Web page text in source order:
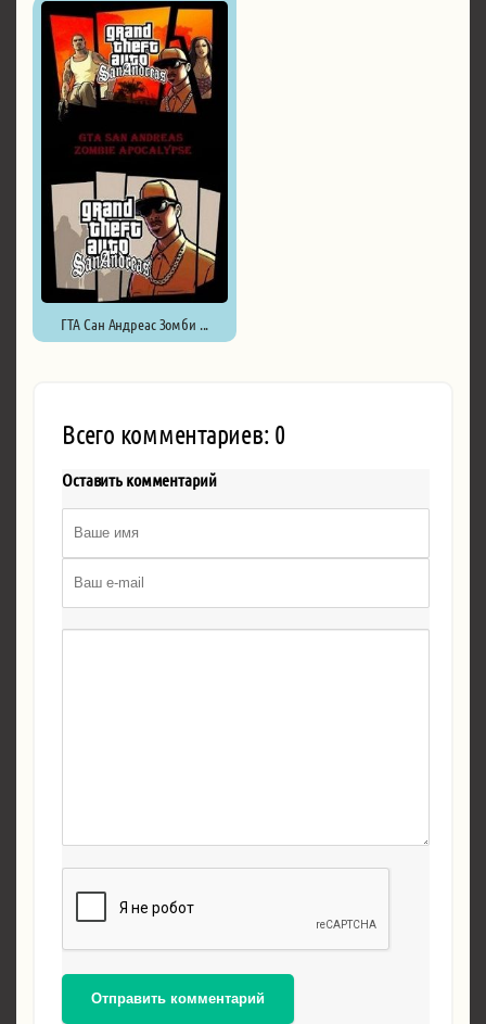
ГТА Сан Андреас Зомби ...
Всего комментариев: 0
Оставить комментарий
Отправить комментарий